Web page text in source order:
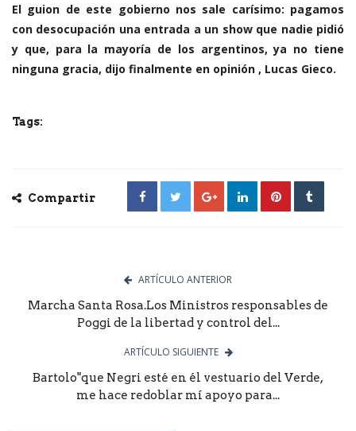
El guion de este gobierno nos sale carísimo: pagamos
con desocupación una entrada a un show que nadie pidió
y que, para la mayoría de los argentinos, ya no tiene
ninguna gracia, dijo finalmente en opinión , Lucas Gieco.
Tags:
Compartir
ARTÍCULO ANTERIOR
Marcha Santa Rosa.Los Ministros responsables de
Poggi de la libertad y control del...
ARTÍCULO SIGUIENTE
Bartolo"que Negri esté en él vestuario del Verde,
me hace redoblar mí apoyo para...